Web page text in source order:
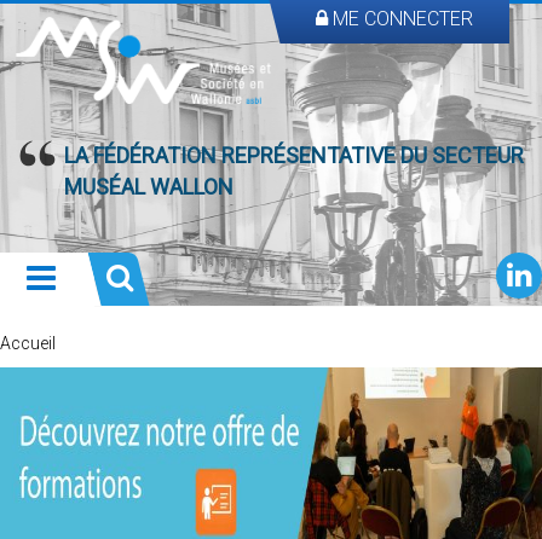
LA FÉDÉRATION REPRÉSENTATIVE DU SECTEUR
MUSÉAL WALLON
ME CONNECTER
Accueil